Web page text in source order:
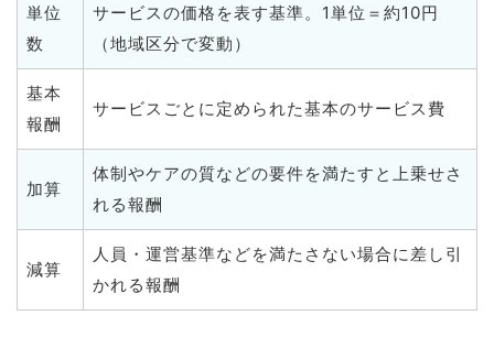
単位
数
サービスの価格を表す基準。1単位＝約10円
（地域区分で変動）
基本
報酬
サービスごとに定められた基本のサービス費
加算
体制やケアの質などの要件を満たすと上乗せさ
れる報酬
減算
人員・運営基準などを満たさない場合に差し引
かれる報酬